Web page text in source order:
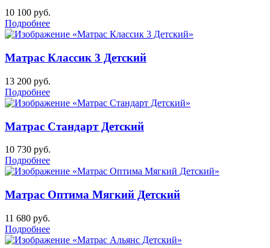
10 100 руб.
Подробнее
Матрас Классик 3 Детский
13 200 руб.
Подробнее
Матрас Стандарт Детский
10 730 руб.
Подробнее
Матрас Оптима Мягкий Детский
11 680 руб.
Подробнее